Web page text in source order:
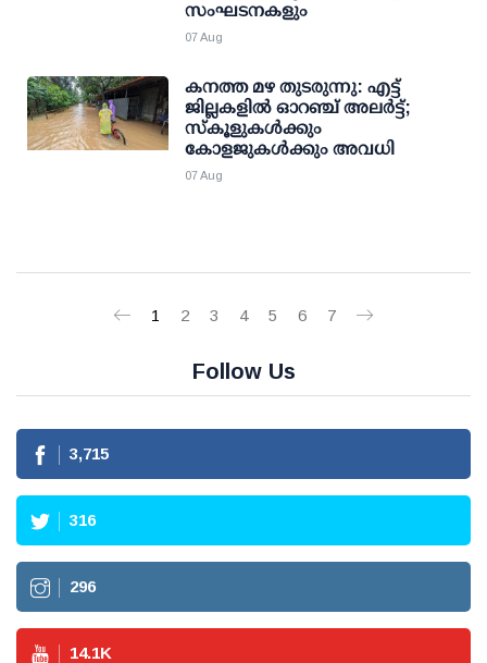
സംഘടനകളും
07 Aug
കനത്ത മഴ തുടരുന്നു: എട്ട്
ജില്ലകളില്‍ ഓറഞ്ച് അലര്‍ട്ട്;
സ്‌കൂളുകള്‍ക്കും
കോളജുകള്‍ക്കും അവധി
07 Aug
1 2 3 4 5 6 7
Follow Us
3,715
316
296
14.1K